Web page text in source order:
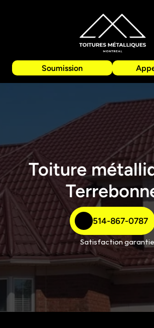
Soumission
Toiture
514-867-0787
Satisfaction garantie